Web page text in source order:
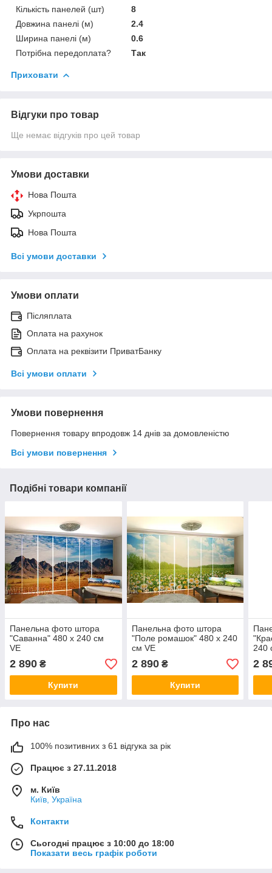
Кількість панелей (шт)
8
Довжина панелі (м)
2.4
Ширина панелі (м)
0.6
Потрібна передоплата?
Так
Приховати
Відгуки про товар
Ще немає відгуків про цей товар
Умови доставки
Нова Пошта
Укрпошта
Нова Пошта
Всі умови доставки
Умови оплати
Післяплата
Оплата на рахунок
Оплата на реквізити ПриватБанку
Всі умови оплати
Умови повернення
Повернення товару впродовж 14 днів за домовленістю
Всі умови повернення
Подібні товари компанії
Панельна фото штора
"Саванна" 480 х 240 см
VE
2 890 ₴
Купити
Панельна фото штора
"Поле ромашок" 480 х 240
см VE
2 890₴
Купити
240
2
Про нас
100% позитивних з 61 відгука за рік
Працює з 27.11.2018
м. Київ
Київ, Україна
Контакти
Сьогодні працює з 10:00 до 18:00
Показати весь графік роботи